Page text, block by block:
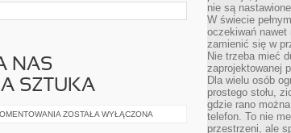
NAS
SZTUKA
WYBÓR
ZOSTAŁA WYŁĄCZONA
nie są
W świecie
oczekiwań nawet
zamienić się w
Nie trzeba mieć
zaprojektowanej
Dla wielu osób
prostego stołu,
gdzie rano
telefon. To nie
przestrzeni, ale